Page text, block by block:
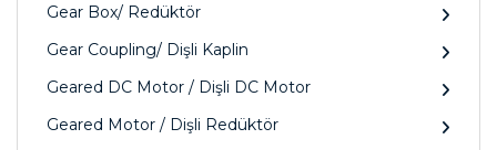
Gear Box/ Redüktör
Gear Coupling/ Dişli Kaplin
Geared DC Motor / Dişli DC Motor
Geared Motor / Dişli Redüktör